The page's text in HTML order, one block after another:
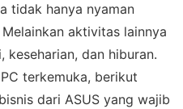
tidak hanya nyaman
aktivitas lainnya
dan hiburan.
terkemuka, berikut
dari ASUS yang wajib